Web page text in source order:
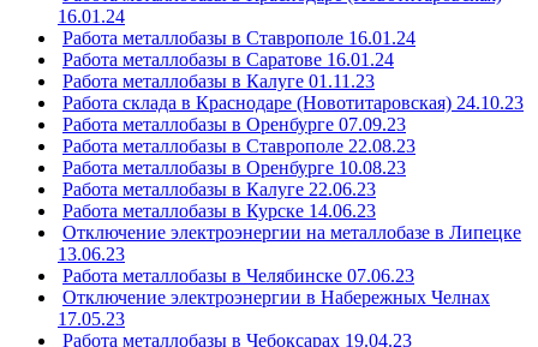
16.01.24
Работа металлобазы в Ставрополе 16.01.24
Работа металлобазы в Саратове 16.01.24
Работа металлобазы в Калуге 01.11.23
Работа склада в Краснодаре (Новотитаровская) 24.10.23
Работа металлобазы в Оренбурге 07.09.23
Работа металлобазы в Ставрополе 22.08.23
Работа металлобазы в Оренбурге 10.08.23
Работа металлобазы в Калуге 22.06.23
Работа металлобазы в Курске 14.06.23
Отключение электроэнергии на металлобазе в Липецке
13.06.23
Работа металлобазы в Челябинске 07.06.23
Отключение электроэнергии в Набережных Челнах
17.05.23
Работа металлобазы в Чебоксарах 19.04.23